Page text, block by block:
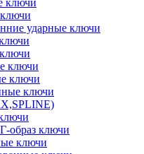
ключи
ударные ключи
ключи
ключи
ключи
образ ключи
ключи